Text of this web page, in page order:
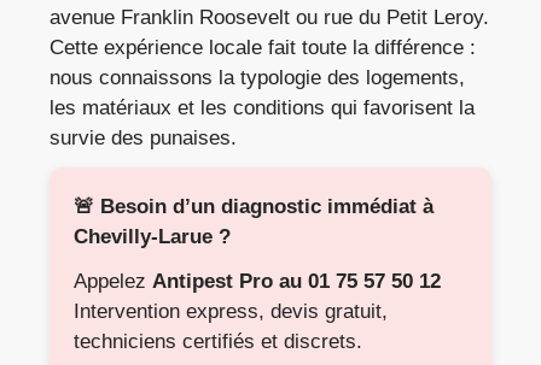
avenue Franklin Roosevelt ou rue du Petit Leroy.
Cette expérience locale fait toute la différence :
nous connaissons la typologie des logements,
les matériaux et les conditions qui favorisent la
survie des punaises.
🚨 Besoin d’un diagnostic immédiat à
Chevilly-Larue ?
Appelez Antipest Pro au 01 75 57 50 12
Intervention express, devis gratuit,
techniciens certifiés et discrets.